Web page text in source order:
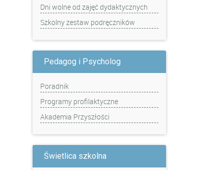
Dni wolne od zajęć dydaktycznych
Szkolny zestaw podręczników
Pedagog i Psycholog
Poradnik
Programy profilaktyczne
Akademia Przyszłości
Świetlica szkolna